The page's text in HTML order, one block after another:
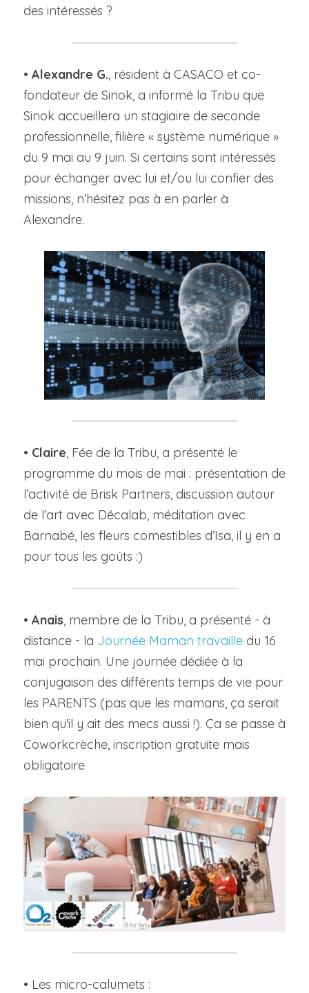
des intéressés ?
• Alexandre G., résident à CASACO et co-
fondateur de Sinok, a informé la Tribu que
Sinok accueillera un stagiaire de seconde
professionnelle, filière « système numérique »
du 9 mai au 9 juin. Si certains sont intéressés
pour échanger avec lui et/ou lui confier des
missions, n’hésitez pas à en parler à
Alexandre.
• Claire, Fée de la Tribu, a présenté le
programme du mois de mai : présentation de
l’activité de Brisk Partners, discussion autour
de l’art avec Décalab, méditation avec
Barnabé, les fleurs comestibles d’Isa, il y en a
pour tous les goûts :)
• Anais, membre de la Tribu, a présenté - à
distance - la Journée Maman travaille du 16
mai prochain. Une journée dédiée à la
conjugaison des différents temps de vie pour
les PARENTS (pas que les mamans, ça serait
bien qu'il y ait des mecs aussi !). Ça se passe à
Coworkcrèche, inscription gratuite mais
obligatoire
• Les micro-calumets :